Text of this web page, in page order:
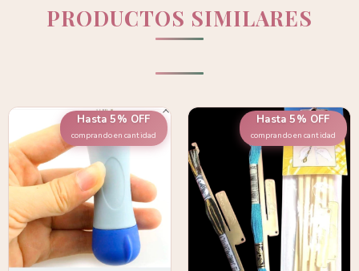
PRODUCTOS SIMILARES
Hasta 5% OFF
comprando en cantidad
Hasta 5% OFF
comprando en cantidad